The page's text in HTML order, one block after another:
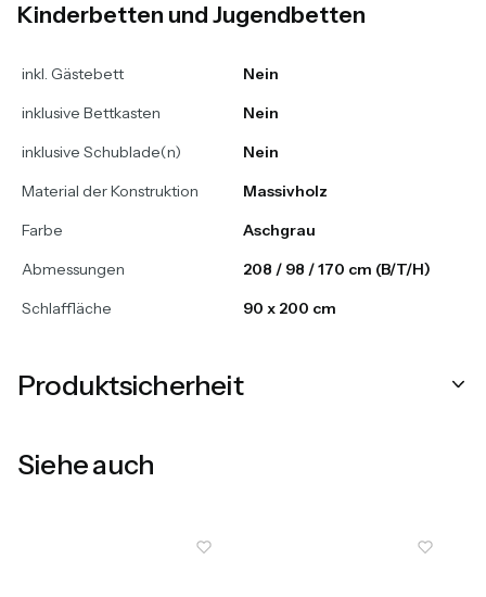
Kinderbetten und Jugendbetten
inkl. Gästebett
Nein
inklusive Bettkasten
Nein
inklusive Schublade(n)
Nein
Material der Konstruktion
Massivholz
Farbe
Aschgrau
Abmessungen
208 / 98 / 170 cm (B/T/H)
Schlaffläche
90 x 200 cm
Produktsicherheit
Siehe auch